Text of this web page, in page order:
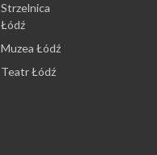
Strzelnica
Łódź
Muzea Łódź
Teatr Łódź